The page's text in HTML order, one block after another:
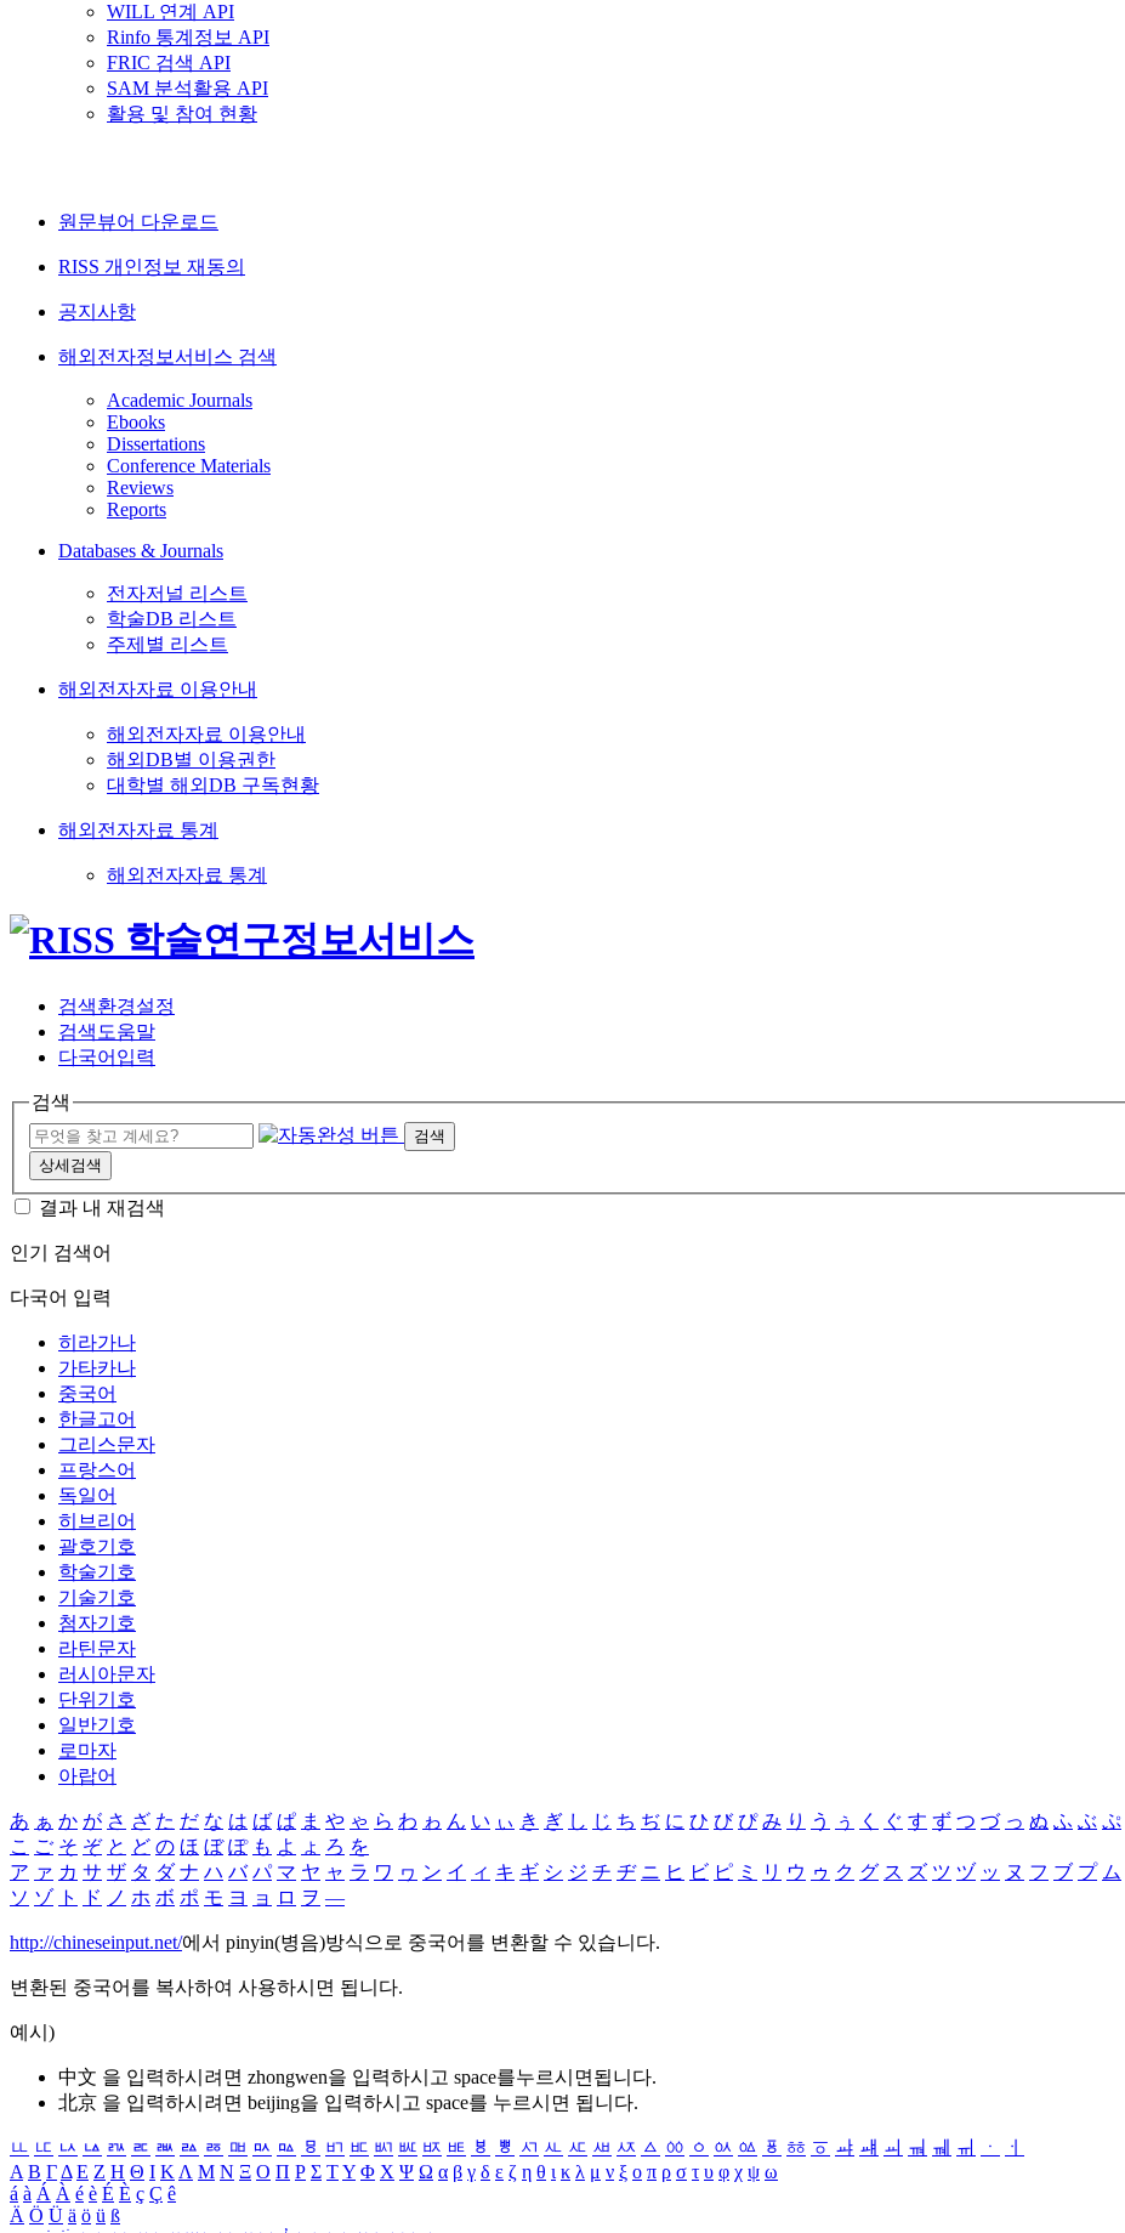
WILL 연계 API
Rinfo 통계정보 API
FRIC 검색 API
SAM 분석활용 API
활용 및 참여 현황
원문뷰어 다운로드
RISS 개인정보 재동의
공지사항
해외전자정보서비스 검색
Academic Journals
Ebooks
Dissertations
Conference Materials
Reviews
Reports
Databases & Journals
전자저널 리스트
학술DB 리스트
주제별 리스트
해외전자자료 이용안내
해외전자자료 이용안내
해외DB별 이용권한
대학별 해외DB 구독현황
해외전자자료 통계
해외전자자료 통계
검색환경설정
검색도움말
다국어입력
검색
검색
상세검색
결과 내 재검색
인기 검색어
다국어 입력
히라가나
가타카나
중국어
한글고어
그리스문자
프랑스어
독일어
히브리어
괄호기호
학술기호
기술기호
첨자기호
라틴문자
러시아문자
단위기호
일반기호
로마자
아랍어
あ ぁ か が さ ざ た だ な は ば ぱ ま や ゃ ら わ ゎ ん い ぃ き ぎ し じ ち ぢ に ひ び ぴ み り う ぅ く ぐ す ず つ づ っ ぬ ふ ぶ ぷ
こ ご そ ぞ と ど の ほ ぼ ぽ も よ ょ ろ を
ア ァ カ サ ザ タ ダ ナ ハ バ パ マ ヤ ャ ラ ワ ヮ ン イ ィ キ ギ シ ジ チ ヂ ニ ヒ ビ ピ ミ リ ウ ゥ ク グ ス ズ ツ ヅ ッ ヌ フ ブ プ ム
ソ ゾ ト ド ノ ホ ボ ポ モ ヨ ョ ロ ヲ ―
http://chineseinput.net/에서 pinyin(병음)방식으로 중국어를 변환할 수 있습니다.
변환된 중국어를 복사하여 사용하시면 됩니다.
예시)
中文 을 입력하시려면 zhongwen을 입력하시고 space를누르시면됩니다.
北京 을 입력하시려면 beijing을 입력하시고 space를 누르시면 됩니다.
ㅥ ㅦ ㅧ ㅨ ㅩ ㅪ ㅫ ㅬ ㅭ ㅮ ㅯ ㅰ ㅱ ㅲ ㅳ ㅴ ㅵ ㅶ ㅷ ㅸ ㅹ ㅺ ㅻ ㅼ ㅽ ㅾ ㅿ ㆀ ㆁ ㆂ ㆃ ㆄ ㆅ ㆆ ㆇ ㆈ ㆉ ㆊ ㆋ ㆌ ㆍ
ㆎ
Α Β ΓΔ Ε Ζ Η Θ Ι ΚΛ Μ Ν Ξ Ο Π Ρ Σ ΤΥ Φ Χ Ψ Ω α β γ δ ε ζ η θ ι κ λ μ ν ξ ο π ρ σ τ υ φ χ ψ ω
á à Á À é è É È ç Ç ê
Ä Ö Ü ä ö ü ß